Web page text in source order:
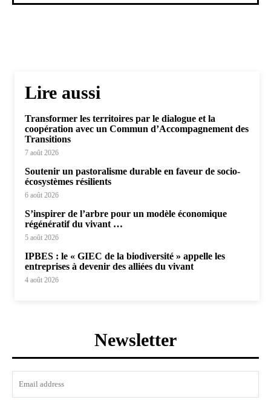
Lire aussi
Transformer les territoires par le dialogue et la
coopération avec un Commun d’Accompagnement des
Transitions
7 août 2026
Soutenir un pastoralisme durable en faveur de socio-
écosystèmes résilients
6 août 2026
S’inspirer de l’arbre pour un modèle économique
régénératif du vivant …
5 août 2026
IPBES : le « GIEC de la biodiversité » appelle les
entreprises à devenir des alliées du vivant
4 août 2026
Newsletter